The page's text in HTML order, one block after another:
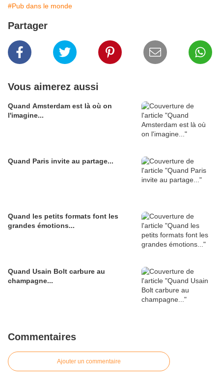
#Pub dans le monde
Partager
Vous aimerez aussi
Quand Amsterdam est là où on
l'imagine...
Quand Paris invite au partage...
Quand les petits formats font les
grandes émotions...
Quand Usain Bolt carbure au
champagne...
Commentaires
Ajouter un commentaire